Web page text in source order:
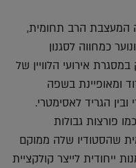
המעצבת הרב תחומית,
כמחווה לסגנון
אירועי הלוויין של
ומאופיינת בשפה
ובין הגריד לאסימטרי.
פורצות גבולות
שהסטודיו שלה ממוקם
ייחודית לייצר קולקציית